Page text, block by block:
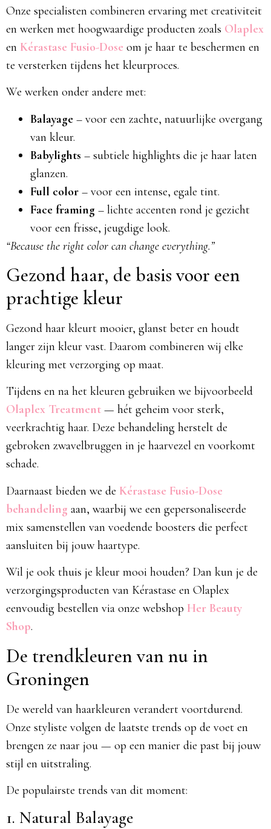
Onze specialisten combineren ervaring met creativiteit
en werken met hoogwaardige producten zoals Olaplex
en Kérastase Fusio-Dose om je haar te beschermen en
te versterken tijdens het kleurproces.
We werken onder andere met:
Balayage – voor een zachte, natuurlijke overgang
van kleur.
Babylights – subtiele highlights die je haar laten
glanzen.
Full color – voor een intense, egale tint.
Face framing – lichte accenten rond je gezicht
voor een frisse, jeugdige look.
“Because the right color can change everything.”
Gezond haar, de basis voor een
prachtige kleur
Gezond haar kleurt mooier, glanst beter en houdt
langer zijn kleur vast. Daarom combineren wij elke
kleuring met verzorging op maat.
Tijdens en na het kleuren gebruiken we bijvoorbeeld
Olaplex Treatment — hét geheim voor sterk,
veerkrachtig haar. Deze behandeling herstelt de
gebroken zwavelbruggen in je haarvezel en voorkomt
schade.
Daarnaast bieden we de Kérastase Fusio-Dose
behandeling aan, waarbij we een gepersonaliseerde
mix samenstellen van voedende boosters die perfect
aansluiten bij jouw haartype.
Wil je ook thuis je kleur mooi houden? Dan kun je de
verzorgingsproducten van Kérastase en Olaplex
eenvoudig bestellen via onze webshop Her Beauty
Shop.
De trendkleuren van nu in
Groningen
De wereld van haarkleuren verandert voortdurend.
Onze styliste volgen de laatste trends op de voet en
brengen ze naar jou — op een manier die past bij jouw
stijl en uitstraling.
De populairste trends van dit moment:
1. Natural Balayage